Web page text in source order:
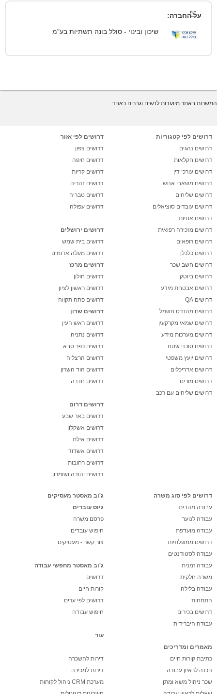
על החברה:
שיכון ובינוי - סולל בונה תשתיות בע"מ
המשרות באתר מיועדות לנשים וגברים כאחד
דרושים לפי קטגוריות
דרושים נהגים
דרושים חקלאות
דרושים עורכי דין
דרושים משאבי אנוש
דרושים שליחים
דרושים עובדים סוציאלים
דרושים אחיות
דרושים מזכירה רפואית
דרושים רופאים
דרושים כלכלן
דרושים חשב שכר
דרושים ביוטק
דרושים אבטחת מידע
דרושים QA
דרושים מהנדס חשמל
דרושים שמאי מקרקעין
דרושים מערכות מידע
דרושים סוכני שטח
דרושים יועץ משפטי
דרושים אדריכלים
דרושים מורים
דרושים שליחים עם רכב
דרושים לפי אזור
דרושים צפון
דרושים חיפה
דרושים קריות
דרושים נהריה
דרושים טבריה
דרושים עפולה
דרושים ירושלים
דרושים בית שמש
דרושים מעלה אדומים
דרושים מרכז
דרושים חולון
דרושים ראשון לציון
דרושים פתח תקווה
דרושים שרון
דרושים ראש העין
דרושים נתניה
דרושים כפר סבא
דרושים הרצליה
דרושים הוד השרון
דרושים חדרה
דרושים דרום
דרושים באר שבע
דרושים אשקלון
דרושים אילת
דרושים אשדוד
דרושים רחובות
דרושים יהודה ושומרון
דרושים לפי סוג משרה
עבודה מהבית
עבודה לנוער
עבודה מועדפת
דרושים ממשלתיות
עבודה לסטודנטים
עבודה זמנית
משרה חלקית
עבודה בלילה
התמחות
דרושים בכירים
עבודה היברידית
מאמרים ומדריכים
כתיבת קורות חיים
הכנה לראיון עבודה
שכר ניהול משא ומתן
ג'וב מאסטר מעסיקים
גיוס עובדים
פרסם משרה
חיפוש עובדים
צור קשר - מעסיקים
ג'וב מאסטר מחפשי עבודה
דרושים
קורות חיים
דרושים לפי ערים
חיפוש עבודה
עוד
דירות להשכרה
דירות למכירה
מערכת CRM ניהול לקוחות